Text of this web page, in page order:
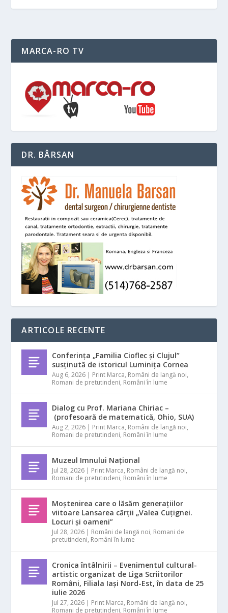
MARCA-RO TV
DR. BÂRSAN
ARTICOLE RECENTE
Conferința „Familia Cioflec și Clujul”
susținută de istoricul Luminița Cornea
Aug 6, 2026 | Print Marca, Români de langă noi,
Romani de pretutindeni, Români în lume
Dialog cu Prof. Mariana Chiriac –
(profesoară de matematică, Ohio, SUA)
Aug 2, 2026 | Print Marca, Români de langă noi,
Romani de pretutindeni, Români în lume
Muzeul Imnului Național
Jul 28, 2026 | Print Marca, Români de langă noi,
Romani de pretutindeni, Români în lume
Moștenirea care o lăsăm generațiilor
viitoare Lansarea cărții „Valea Cuțignei.
Locuri și oameni”
Jul 28, 2026 | Români de langă noi, Romani de
pretutindeni, Români în lume
Cronica întâlnirii – Evenimentul cultural-
artistic organizat de Liga Scriitorilor
Români, Filiala Iași Nord-Est, în data de 25
iulie 2026
Jul 27, 2026 | Print Marca, Români de langă noi,
Romani de pretutindeni, Români în lume